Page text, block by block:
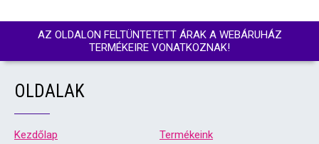
AZ OLDALON FELTÜNTETETT ÁRAK A WEBÁRUHÁZ
TERMÉKEIRE VONATKOZNAK!
OLDALAK
Kezdőlap
Termékeink